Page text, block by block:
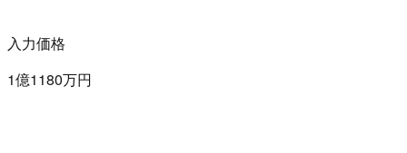
入力価格
1億1180万円